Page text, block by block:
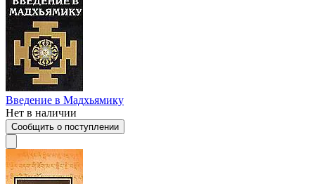
Введение в Мадхьямику
Нет в наличии
Сообщить о поступлении